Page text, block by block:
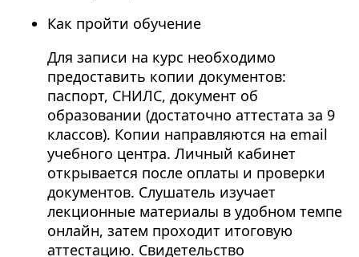
Как пройти обучение
Для записи на курс необходимо
предоставить копии документов:
паспорт, СНИЛС, документ об
образовании (достаточно аттестата за 9
классов). Копии направляются на email
учебного центра. Личный кабинет
открывается после оплаты и проверки
документов. Слушатель изучает
лекционные материалы в удобном темпе
онлайн, затем проходит итоговую
аттестацию. Свидетельство